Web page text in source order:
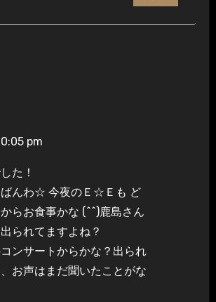
pm
た！
ばんわ☆ 今夜のＥ☆Ｅも ど
らお食事かな (^^)鹿島さん
られてますよね？
ンサートからかな？出られ
お声はまだ聞いたことがな